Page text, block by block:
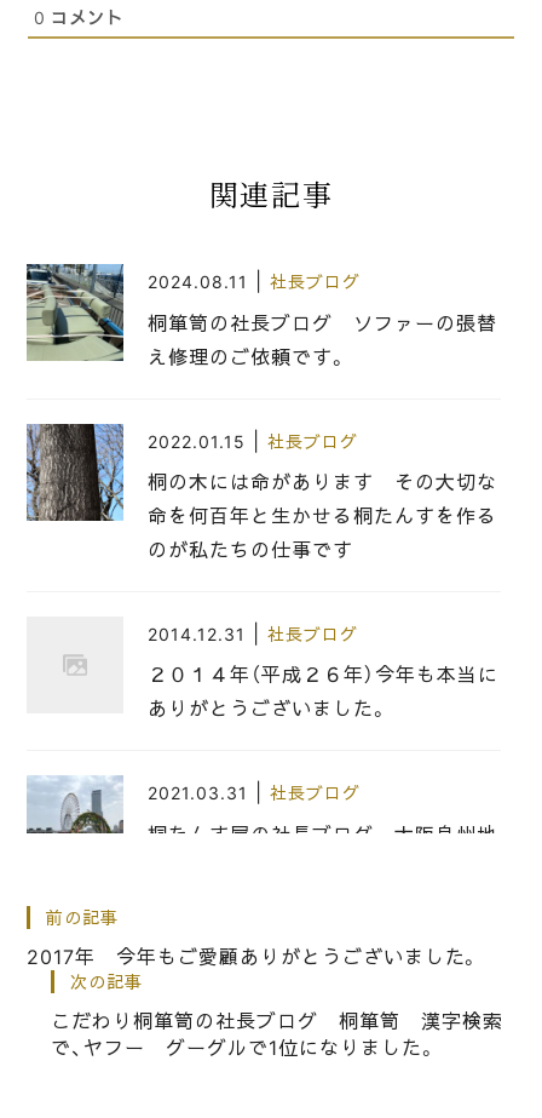
0 コメント
関連記事
2024.08.11 社長ブログ
桐箪笥の社長ブログ ソファーの張替
え修理のご依頼です。
2022.01.15 社長ブログ
桐の木には命があります その大切な
命を何百年と生かせる桐たんすを作る
のが私たちの仕事です
2014.12.31 社長ブログ
２０１４年（平成２６年）今年も本当に
ありがとうございました。
2021.03.31 社長ブログ
桐たんす屋の社長ブログ 大阪泉州地
2019.12.23|社長ブログ
のM－１（漫才グランプリ）出ていた
「ぺこぱ」の名前から自分の勘違いが
前の記事
2017年 今年もご愛顧ありがとうございました。
次の記事
こだわり桐箪笥の社長ブログ 桐箪笥 漢字検索
で、ヤフー グーグルで1位になりました。